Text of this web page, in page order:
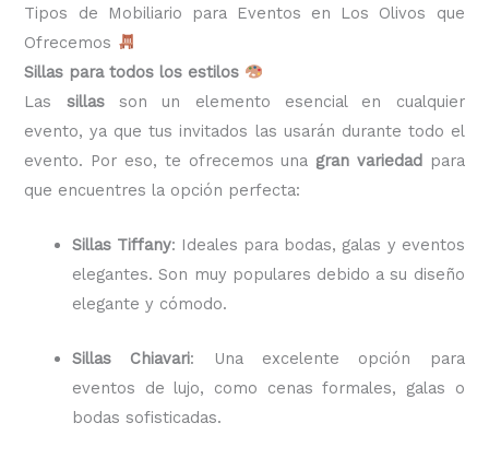
Tipos de Mobiliario para Eventos en Los Olivos que
Ofrecemos
Sillas para todos los estilos
Las sillasson un elemento esencial en cualquier
evento, ya que tus invitados las usarán durante todo el
evento. Por eso, te ofrecemos una gran variedadpara
que encuentres la opción perfecta:
Sillas Tiffany: Ideales para bodas, galas y eventos
elegantes. Son muy populares debido a su diseño
elegante y cómodo.
Sillas Chiavari: Una excelente opción para
eventos de lujo, como cenas formales, galas o
bodas sofisticadas.